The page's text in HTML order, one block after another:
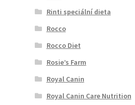
Rinti speciální dieta
Rocco
Rocco Diet
Rosie’s Farm
Royal Canin
Royal Canin Care Nutrition